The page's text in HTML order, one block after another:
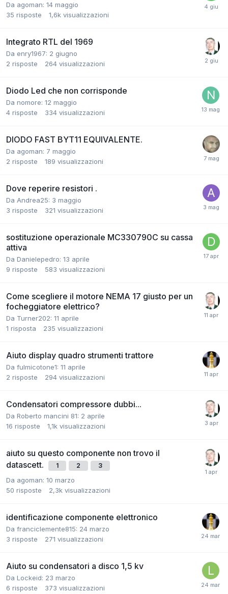
Da agoman: 14 maggio
35 risposte 1,6k visualizzazioni
Integrato RTL del 1969
Da enry1967: 2 giugno
2 risposte 264 visualizzazioni
Diodo Led che non corrisponde
Da nomore: 12 maggio
4 risposte 334 visualizzazioni
DIODO FAST BYT11 EQUIVALENTE.
Da agoman: 7 maggio
2 risposte 189 visualizzazioni
Dove reperire resistori .
Da Andrea25: 3 maggio
3 risposte 321 visualizzazioni
sostituzione operazionale MC330790C su cassa
attiva
Da Danielepedro: 13 aprile
9 risposte 583 visualizzazioni
Come scegliere il motore NEMA 17 giusto per un
focheggiatore elettrico?
Da Turner202: 11 aprile
1 risposta 235 visualizzazioni
Aiuto display quadro strumenti trattore
Da fulmicotone1: 11 aprile
2 risposte 294 visualizzazioni
Condensatori compressore dubbi...
Da Roberto mancini 81: 2 aprile
16 risposte 1,1k visualizzazioni
aiuto su questo componente non trovo il
datascett.
1 2 3
Da agoman: 10 marzo
50 risposte 2,3k visualizzazioni
identificazione componente elettronico
Da franciclemente815: 24 marzo
3 risposte 271 visualizzazioni
Aiuto su condensatori a disco 1,5 kv
Da Lockeid: 23 marzo
6 risposte 373 visualizzazioni